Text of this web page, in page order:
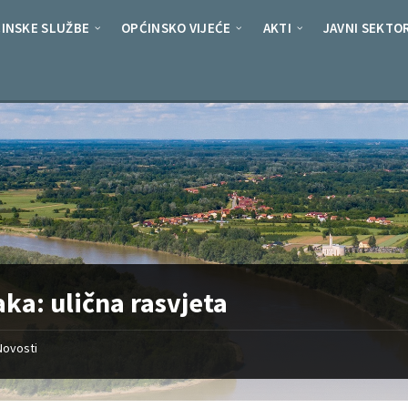
www/vhosts/domaljevac.ba/httpdocs/wp-content/
SLUŽBE OPĆINSKO VIJEĆE AKTI JAVNI
ulična rasvjeta